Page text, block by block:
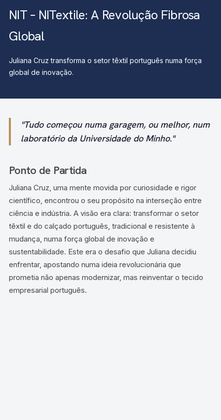
NIT – NITextile: A Revolução Fibrosa
Global
Juliana Cruz transforma o setor têxtil português numa força
global de inovação.
"Tudo começou numa garagem, ou melhor, num
laboratório da Universidade do Minho."
Ponto de Partida
Juliana Cruz, uma mente movida por curiosidade e rigor
científico, encontrou o seu propósito na interseção entre
ciência e indústria. A visão era clara: transformar o setor
têxtil e do calçado português, tradicional e resistente à
mudança, numa força global de inovação e
sustentabilidade. Este era o desafio que Juliana decidiu
enfrentar, apostando numa ideia revolucionária que
prometia não apenas modernizar, mas reinventar o tecido
empresarial português.